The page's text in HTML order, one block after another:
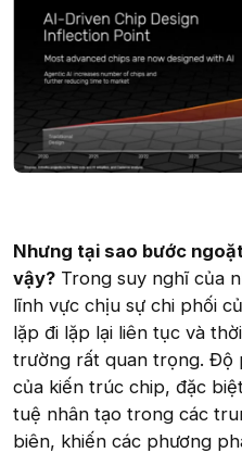
Nhưng tại sao bước
vậy? Trong suy nghĩ của
lĩnh vực chịu sự chi phối
lặp đi lặp lại liên tục và
trường rất quan trọng. Độ
của kiến trúc chip, đặc
tuệ nhân tạo trong các
biên, khiến các phương